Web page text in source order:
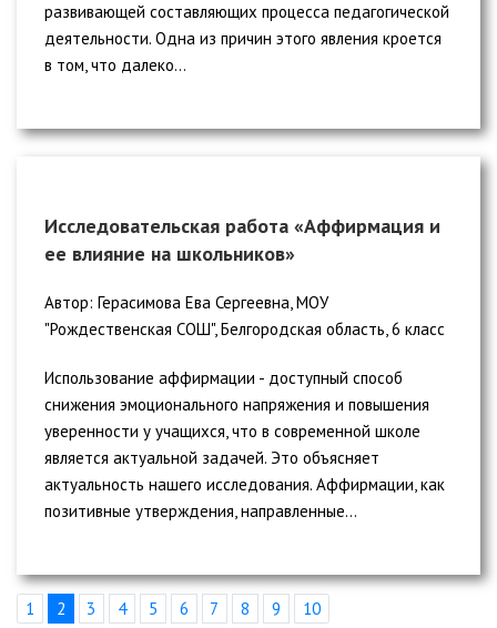
развивающей составляющих процесса педагогической
деятельности. Одна из причин этого явления кроется
в том, что далеко...
Исследовательская работа «Аффирмация и
ее влияние на школьников»
Автор: Герасимова Ева Сергеевна, МОУ
"Рождественская СОШ", Белгородская область, 6 класс
Использование аффирмации - доступный способ
снижения эмоционального напряжения и повышения
уверенности у учащихся, что в современной школе
является актуальной задачей. Это объясняет
актуальность нашего исследования. Аффирмации, как
позитивные утверждения, направленные...
1 2 3 4 5 6 7 8 9 10